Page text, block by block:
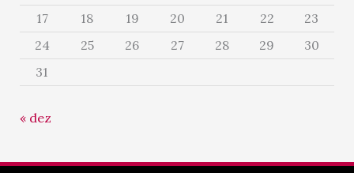
17
18 19 20 21 22
23
24
25 26 27 28 29
30
31
« dez